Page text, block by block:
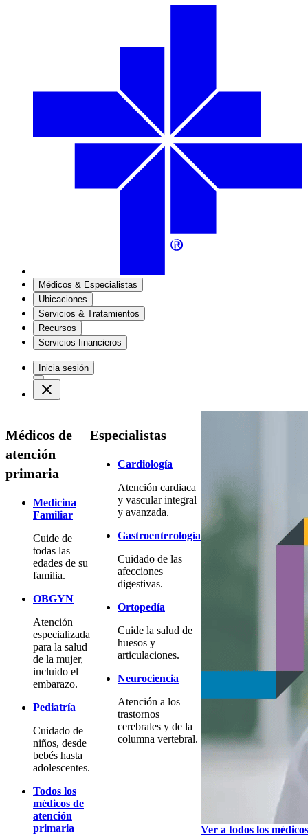
Médicos & Especialistas
Ubicaciones
Servicios & Tratamientos
Recursos
Servicios financieros
Inicia sesión
Médicos de
atención
primaria
Medicina
Familiar
Cuide de
todas las
edades de su
familia.
OBGYN
Atención
especializada
para la salud
de la mujer,
incluido el
embarazo.
Pediatría
Cuidado de
niños, desde
bebés hasta
adolescentes.
Todos los
médicos de
atención
primaria
Especialistas
Cardiología
Atención cardiaca
y vascular integral
y avanzada.
Gastroenterología
Cuidado de las
afecciones
digestivas.
Ortopedía
Cuide la salud de
huesos y
articulaciones.
Neurociencia
Atención a los
trastornos
cerebrales y de la
columna vertebral.
Ver a todos los médicos